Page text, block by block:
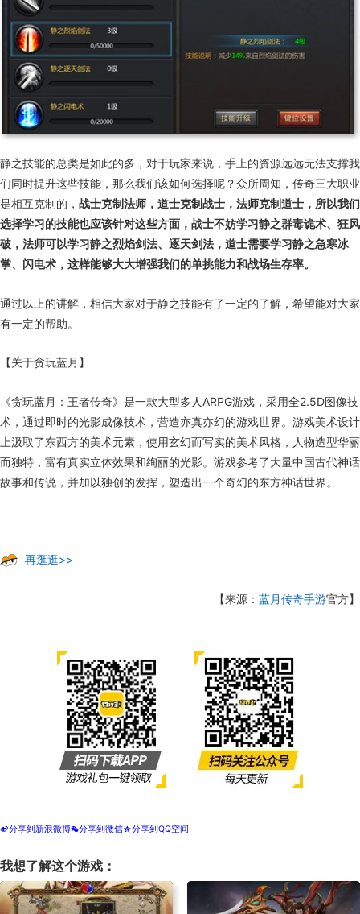
静之技能的总类是如此的多，对于玩家来说，手上的资源远远无法支撑我
们同时提升这些技能，那么我们该如何选择呢？众所周知，传奇三大职业
是相互克制的， 战士克制法师，道士克制战士，法师克制道士，所以我们
选择学习的技能也应该针对这些方面，战士不妨学习静之群毒诡术、狂风
破，法师可以学习静之烈焰剑法、逐天剑法，道士需要学习静之急寒冰
掌、闪电术，这样能够大大增强我们的单挑能力和战场生存率。
通过以上的讲解，相信大家对于静之技能有了一定的了解，希望能对大家
有一定的帮助。
【关于贪玩蓝月】
《贪玩蓝月：王者传奇》是一款大型多人 ARPG游戏，采用全2.5D图像技
术，通过即时的光影成像技术，营造亦真亦幻的游戏世界。游戏美术设计
上汲取了东西方的美术元素，使用玄幻而写实的美术风格，人物造型华丽
而独特，富有真实立体效果和绚丽的光影。游戏参考了大量中国古代神话
故事和传说，并加以独创的发挥，塑造出一个奇幻的东方神话世界。
再逛逛>>
【来源： 蓝月传奇手游官方】
t分享到新浪微博w分享到微信z分享到QQ空间
我想了解这个游戏：